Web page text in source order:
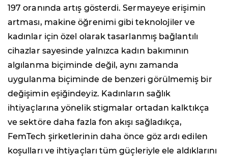
197 oranında artış gösterdi. Sermayeye erişimin
artması, makine öğrenimi gibi teknolojiler ve
kadınlar için özel olarak tasarlanmış bağlantılı
cihazlar sayesinde yalnızca kadın bakımının
algılanma biçiminde değil, aynı zamanda
uygulanma biçiminde de benzeri görülmemiş bir
değişimin eşiğindeyiz. Kadınların sağlık
ihtiyaçlarına yönelik stigmalar ortadan kalktıkça
ve sektöre daha fazla fon akışı sağladıkça,
FemTech şirketlerinin daha önce göz ardı edilen
koşulları ve ihtiyaçları tüm güçleriyle ele aldıklarını